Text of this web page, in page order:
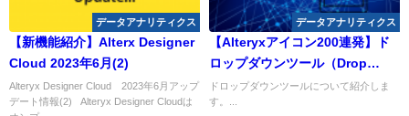
データアナリティクス
【新機能紹介】Alterx Designer
Cloud 2023年6月(2)
Alteryx Designer Cloud 2023年6月アップ
デート情報(2) Alteryx Designer Cloudは
データアナリティクス
【Alteryxアイコン200連発】ド
ロップダウンツール（Drop
Down Tool）
ドロップダウンツールについて紹介しま
す。...